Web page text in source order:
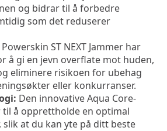
og bidrar til å forbedre
som det reduserer
Powerskin ST NEXT Jammer har
å gi en jevn overflate mot huden,
eliminere risikoen for ubehag
eller konkurranser.
Den innovative Aqua Core-
å opprettholde en optimal
at du kan yte på ditt beste